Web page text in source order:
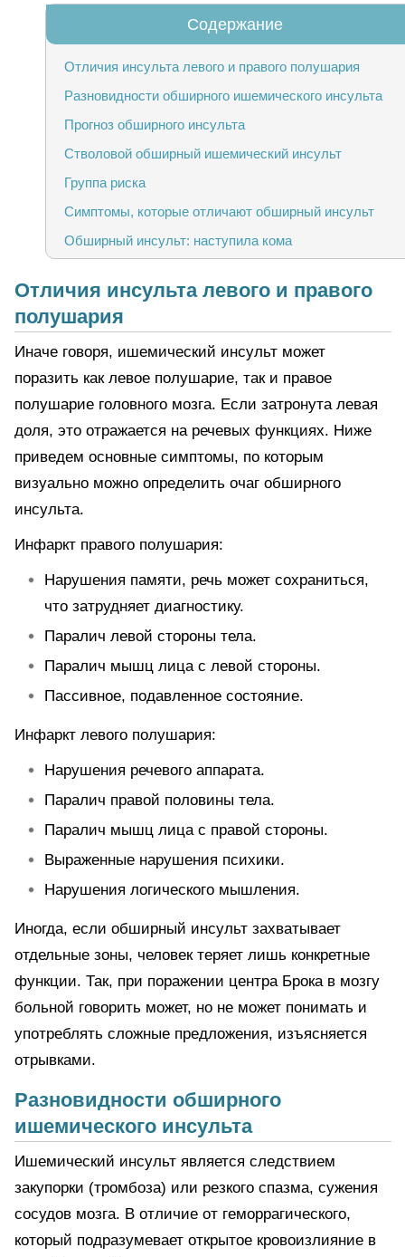
Отличия инсульта левого и правого полушария
Разновидности обширного ишемического инсульта
Прогноз обширного инсульта
Стволовой обширный ишемический инсульт
Группа риска
Симптомы, которые отличают обширный инсульт
Обширный инсульт: наступила кома
Принципы лечения обширного головного инсульта.
Первая помощь.
Уход в домашних условиях, профилактика повторного
приступа
Выводы
Отличия инсульта левого и правого
полушария
Иначе говоря, ишемический инсульт может
поразить как левое полушарие, так и правое
полушарие головного мозга. Если затронута левая
доля, это отражается на речевых функциях. Ниже
приведем основные симптомы, по которым
визуально можно определить очаг обширного
инсульта.
Инфаркт правого полушария:
Нарушения памяти, речь может сохраниться,
что затрудняет диагностику.
Паралич левой стороны тела.
Паралич мышц лица с левой стороны.
Пассивное, подавленное состояние.
Инфаркт левого полушария:
Нарушения речевого аппарата.
Паралич правой половины тела.
Паралич мышц лица с правой стороны.
Выраженные нарушения психики.
Нарушения логического мышления.
Иногда, если обширный инсульт захватывает
отдельные зоны, человек теряет лишь конкретные
функции. Так, при поражении центра Брока в мозгу
больной говорить может, но не может понимать и
употреблять сложные предложения, изъясняется
отрывками.
Разновидности обширного
ишемического инсульта
Ишемический инсульт является следствием
закупорки (тромбоза) или резкого спазма, сужения
сосудов мозга. В отличие от геморрагического,
который подразумевает открытое кровоизлияние в